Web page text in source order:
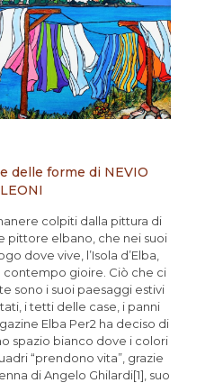
delle forme di NEVIO
LEONI
colpiti dalla pittura di
pittore elbano, che nei suoi
dove vive, l’Isola d’Elba,
contempo gioire. Ciò che ci
sono i suoi paesaggi estivi
i tetti delle case, i panni
Elba Per2 ha deciso di
spazio bianco dove i colori
“prendono vita”, grazie
di Angelo Ghilardi[1], suo